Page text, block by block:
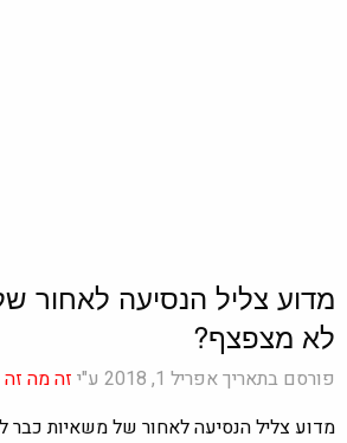
מדוע צליל הנסיעה לאחור
לא מצפצף?
פורסם בתאריך אפריל 1, 2018 ע"י
זה מה זה
מדוע צליל הנסיעה לאחור של משאיות